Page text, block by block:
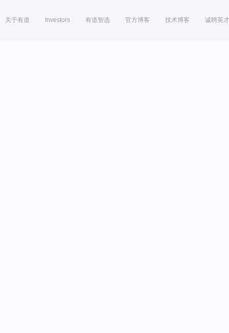
关于有道 Investors 有道智选 官方博客 技术博客 诚聘英才